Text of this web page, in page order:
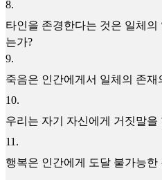
8.
타인을 존경한다는 것은 일체
는가?
9.
죽음은 인간에게서 일체의 존재
10.
우리는 자기 자신에게 거짓말을
11 .
행복은 인간에게 도달 불가능한